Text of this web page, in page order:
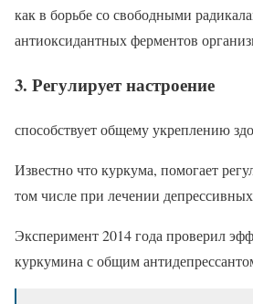
как в борьбе со свободными
антиоксидантных ферментов
3. Регулирует настроение
способствует общему укреплению
Известно что куркума, помогает
том числе при лечении депрессивных
Эксперимент 2014 года проверил
куркумина с общим